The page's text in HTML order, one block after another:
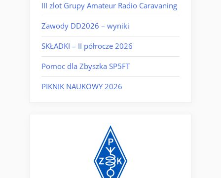
III zlot Grupy Amateur Radio Caravaning
Zawody DD2026 – wyniki
SKŁADKI – II półrocze 2026
Pomoc dla Zbyszka SP5FT
PIKNIK NAUKOWY 2026